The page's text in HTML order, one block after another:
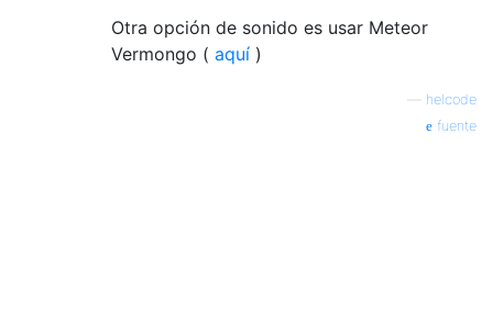
Otra opción de sonido es usar Meteor
Vermongo ( aquí )
helcode
fuente